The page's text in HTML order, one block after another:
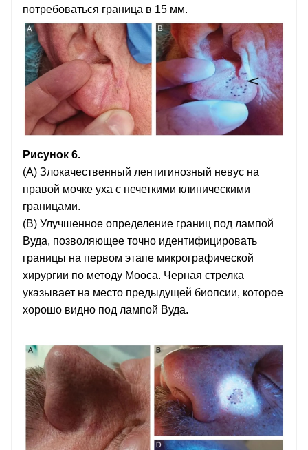
потребоваться граница в 15 мм.
Рисунок 6.
(А) Злокачественный лентигинозный невус на
правой мочке уха с нечеткими клиническими
границами.
(B) Улучшенное определение границ под лампой
Вуда, позволяющее точно идентифицировать
границы на первом этапе микрографической
хирургии по методу Мооса. Черная стрелка
указывает на место предыдущей биопсии, которое
хорошо видно под лампой Вуда.